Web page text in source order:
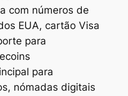
com números de
EUA, cartão Visa
para
para
nómadas digitais